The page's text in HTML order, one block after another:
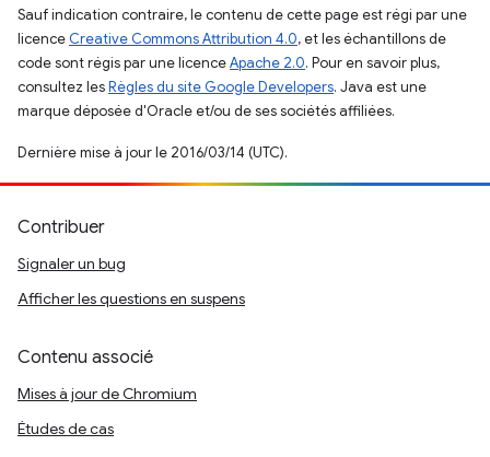
Sauf indication contraire, le contenu de cette page est régi par une
licence Creative Commons Attribution 4.0, et les échantillons de
code sont régis par une licenceApache 2.0. Pour en savoir plus,
consultez lesRègles du site Google Developers. Java est une
marque déposée d'Oracle et/ou de ses sociétés affiliées.
Dernière mise à jour le 2016/03/14 (UTC).
Contribuer
Signaler un bug
Afficher les questions en suspens
Contenu associé
Mises à jour de Chromium
Études de cas